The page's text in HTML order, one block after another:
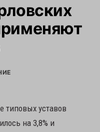
типовых уставов
на 3,8% и